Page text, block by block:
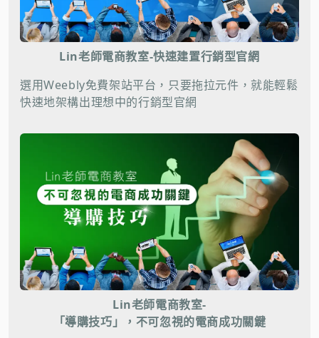
Lin老師電商教室-快速建置行銷型官網
選用Weebly免費架站平台，只要拖拉元件，就能輕鬆
快速地架構出理想中的行銷型官網
Lin老師電商教室-
「導購技巧」，不可忽視的電商成功關鍵